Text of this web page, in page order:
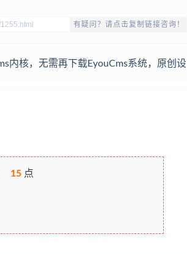
有疑问？请点击复制链接咨询！
内核，无需再下载EyouCms系统，原创设
15 点